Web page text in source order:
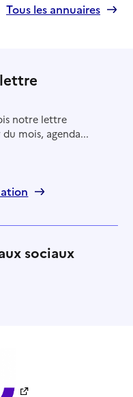
Tous les annuaires
notre lettre
mois, agenda...
sociaux